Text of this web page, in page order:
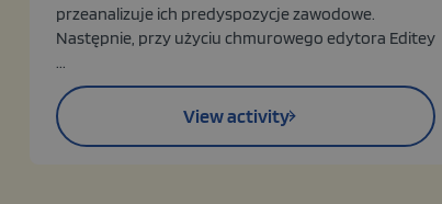
przeanalizuje ich predyspozycje zawodowe.
Następnie, przy użyciu chmurowego edytora Editey
View activity